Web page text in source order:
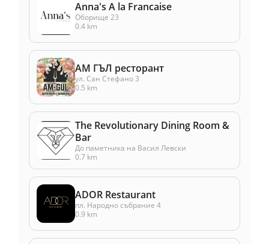
Anna's A la Francaise
Оборище 23
0.4 km
АМ ГЪЛ ресторант
ул. Сан Стефано 3
0.5 km
The Revolutionary Dining Room &
Bar
До паметника на Васил Левски
0.7 km
ADOR Restaurant
пл. Народно събрание 4
0.9 km